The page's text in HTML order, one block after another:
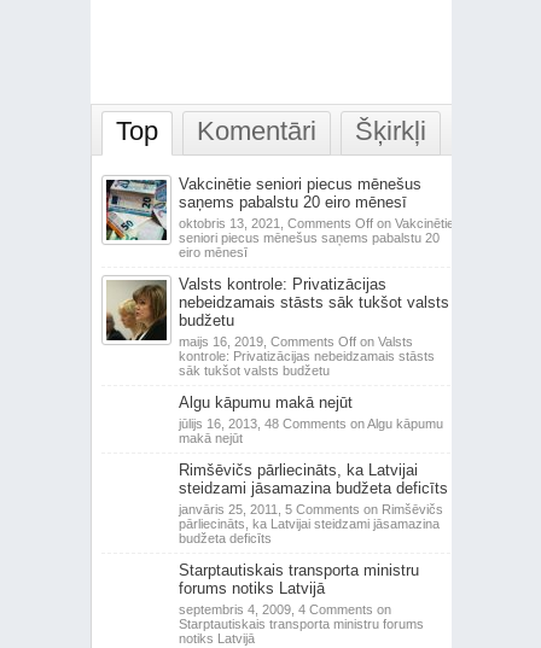
Top Komentāri Šķirkļi
Vakcinētie seniori piecus mēnešus
saņems pabalstu 20 eiro mēnesī
oktobris 13, 2021, Comments Offon Vakcinētie
seniori piecus mēnešus saņems pabalstu 20
eiro mēnesī
Valsts kontrole: Privatizācijas
nebeidzamais stāsts sāk tukšot valsts
budžetu
maijs 16, 2019, Comments Offon Valsts
kontrole: Privatizācijas nebeidzamais stāsts
sāk tukšot valsts budžetu
Algu kāpumu makā nejūt
jūlijs 16, 2013, 48 Comments on Algu kāpumu
makā nejūt
Rimšēvičs pārliecināts, ka Latvijai
steidzami jāsamazina budžeta deficīts
janvāris 25, 2011, 5 Comments on Rimšēvičs
pārliecināts, ka Latvijai steidzami jāsamazina
budžeta deficīts
Starptautiskais transporta ministru
forums notiks Latvijā
septembris 4, 2009, 4 Comments on
Starptautiskais transporta ministru forums
notiks Latvijā